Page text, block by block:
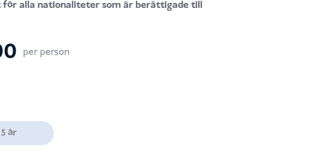
alla nationaliteter som är berättigade till
Prisintervall:
per person
5 år